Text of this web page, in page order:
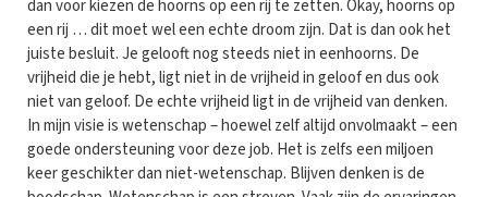
dan voor kiezen de hoorns op een rij te zetten. Okay, hoorns op
een rij … dit moet wel een echte droom zijn. Dat is dan ook het
juiste besluit. Je gelooft nog steeds niet in eenhoorns. De
vrijheid die je hebt, ligt niet in de vrijheid in geloof en dus ook
niet van geloof. De echte vrijheid ligt in de vrijheid van denken.
In mijn visie is wetenschap – hoewel zelf altijd onvolmaakt – een
goede ondersteuning voor deze job. Het is zelfs een miljoen
keer geschikter dan niet-wetenschap. Blijven denken is de